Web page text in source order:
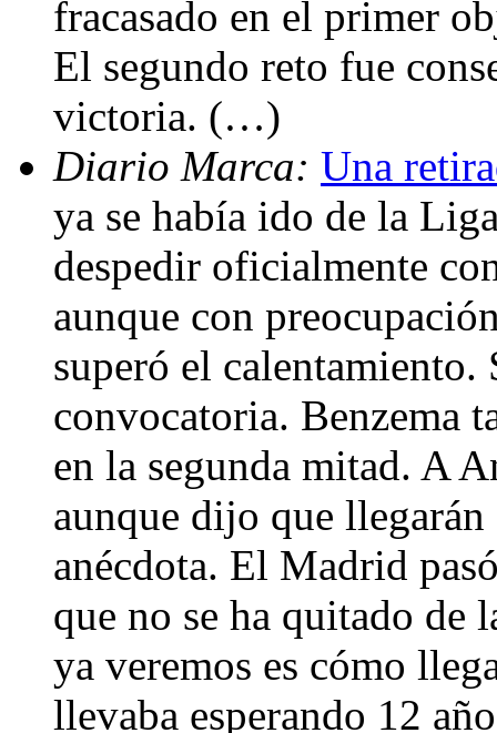
fracasado en el primer
El segundo reto fue
victoria. (…)
Diario Marca: Una
ya se había ido de la
despedir oficialmente
aunque con
superó el
convocatoria. Benzema
en la segunda mitad. A
aunque dijo que
anécdota. El Madrid
que no se ha quitado de
ya veremos es cómo
llevaba esperando 12